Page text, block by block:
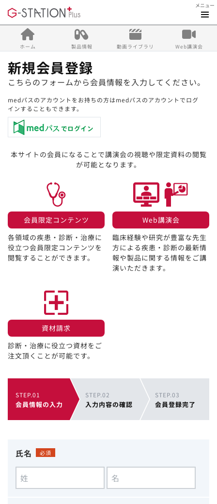
メニュー
ホーム 製品情報 動画ライブラリ Web講演会
新規会員登録
こちらのフォームから会員情報を入力してください。
medパスのアカウントをお持ちの方はmedパスのアカウントでログ
インすることもできます。
本サイトの会員になることで講演会の視聴や限定資料の閲覧
が可能となります。
会員限定コンテンツ​
各領域の疾患・診断・治療に
役立つ会員限定コンテンツを
閲覧することができます。​
Web講演会​
臨床経験や研究が豊富な先生
方による疾患・診断の最新情
報や製品に関する情報をご講
演いただきます。
資材請求​
診断・治療に役立つ資材をご
注文頂くことが可能です。
STEP.01
会員情報の入力
STEP.02
入力内容の確認
STEP.03
会員登録完了
氏名 必須